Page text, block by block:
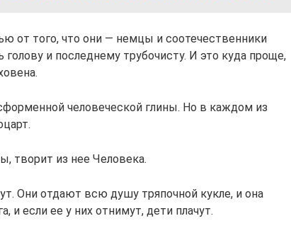
от того, что они — немцы и соотечественники
и последнему трубочисту. И это куда проще,
человеческой глины. Но в каждом из
творит из нее Человека.
Они отдают всю душу тряпочной кукле, и она
и если ее у них отнимут, дети плачут.